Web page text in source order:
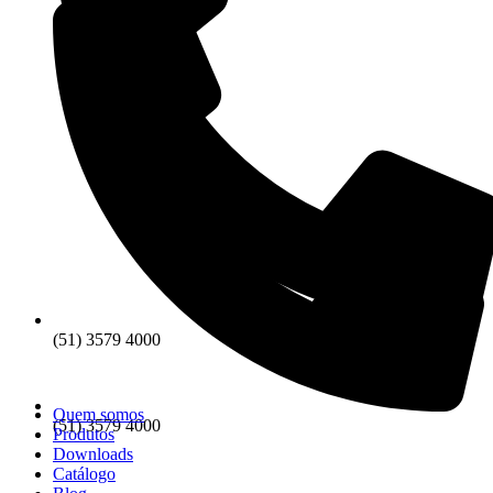
(51) 3579 4000
(51) 3579 4000
Quem somos
Produtos
Downloads
Catálogo